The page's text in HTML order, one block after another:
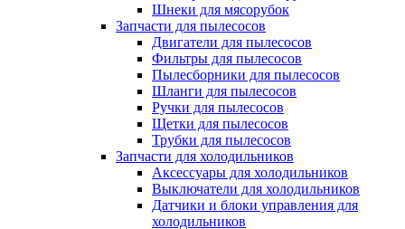
Шнеки для мясорубок
Запчасти для пылесосов
Двигатели для пылесосов
Фильтры для пылесосов
Пылесборники для пылесосов
Шланги для пылесосов
Ручки для пылесосов
Щетки для пылесосов
Трубки для пылесосов
Запчасти для холодильников
Аксессуары для холодильников
Выключатели для холодильников
Датчики и блоки управления для
холодильников